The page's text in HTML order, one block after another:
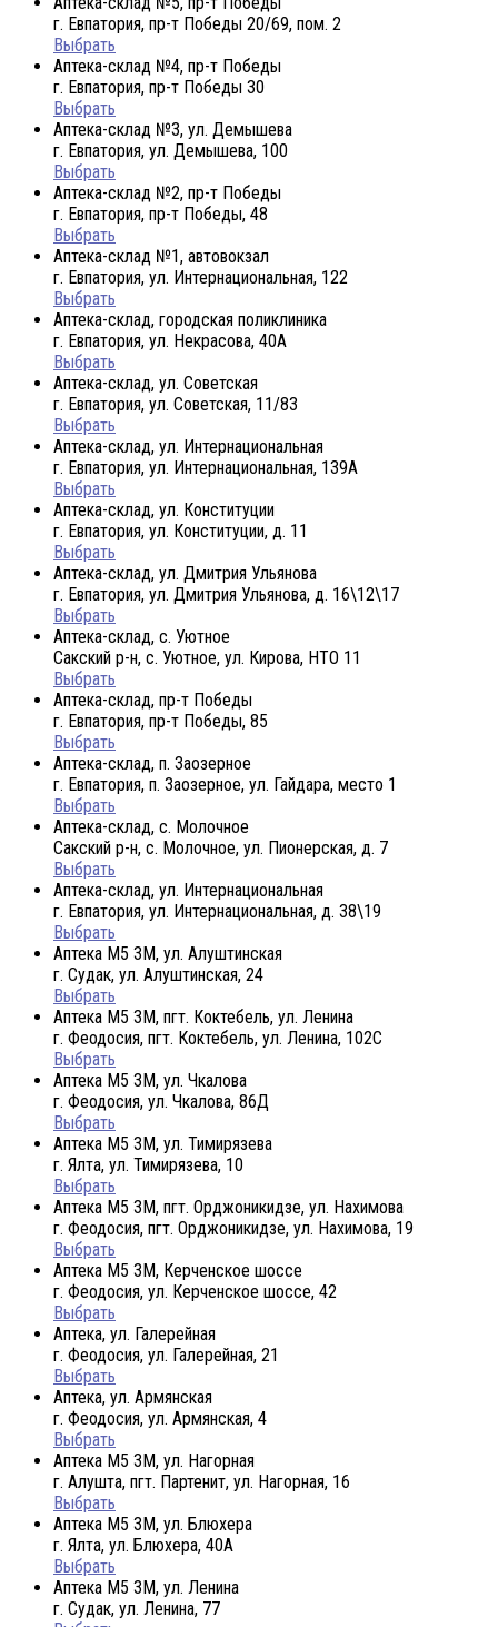
г. Евпатория, пр-т Победы 20/69, пом. 2
Выбрать
Аптека-склад №4, пр-т Победы
г. Евпатория, пр-т Победы 30
Выбрать
Аптека-склад №3, ул. Демышева
г. Евпатория, ул. Демышева, 100
Выбрать
Аптека-склад №2, пр-т Победы
г. Евпатория, пр-т Победы, 48
Выбрать
Аптека-склад №1, автовокзал
г. Евпатория, ул. Интернациональная, 122
Выбрать
Аптека-склад, городская поликлиника
г. Евпатория, ул. Некрасова, 40A
Выбрать
Аптека-склад, ул. Советская
г. Евпатория, ул. Советская, 11/83
Выбрать
Аптека-склад, ул. Интернациональная
г. Евпатория, ул. Интернациональная, 139А
Выбрать
Аптека-склад, ул. Конституции
г. Евпатория, ул. Конституции, д. 11
Выбрать
Аптека-склад, ул. Дмитрия Ульянова
г. Евпатория, ул. Дмитрия Ульянова, д. 16\12\17
Выбрать
Аптека-склад, с. Уютное
Сакский р-н, с. Уютное, ул. Кирова, НТО 11
Выбрать
Аптека-склад, пр-т Победы
г. Евпатория, пр-т Победы, 85
Выбрать
Аптека-склад, п. Заозерное
г. Евпатория, п. Заозерное, ул. Гайдара, место 1
Выбрать
Аптека-склад, с. Молочное
Сакский р-н, с. Молочное, ул. Пионерская, д. 7
Выбрать
Аптека-склад, ул. Интернациональная
г. Евпатория, ул. Интернациональная, д. 38\19
Выбрать
Аптека М5 3М, ул. Алуштинская
г. Судак, ул. Алуштинская, 24
Выбрать
Аптека М5 3М, пгт. Коктебель, ул. Ленина
г. Феодосия, пгт. Коктебель, ул. Ленина, 102С
Выбрать
Аптека М5 3М, ул. Чкалова
г. Феодосия, ул. Чкалова, 86Д
Выбрать
Аптека М5 3М, ул. Тимирязева
г. Ялта, ул. Тимирязева, 10
Выбрать
Аптека М5 3М, пгт. Орджоникидзе, ул. Нахимова
г. Феодосия, пгт. Орджоникидзе, ул. Нахимова, 19
Выбрать
Аптека М5 3М, Керченское шоссе
г. Феодосия, ул. Керченское шоссе, 42
Выбрать
Аптека, ул. Галерейная
г. Феодосия, ул. Галерейная, 21
Выбрать
Аптека, ул. Армянская
г. Феодосия, ул. Армянская, 4
Выбрать
Аптека М5 3М, ул. Нагорная
г. Алушта, пгт. Партенит, ул. Нагорная, 16
Выбрать
Аптека М5 3М, ул. Блюхера
г. Ялта, ул. Блюхера, 40А
Выбрать
Аптека М5 3М, ул. Ленина
г. Судак, ул. Ленина, 77